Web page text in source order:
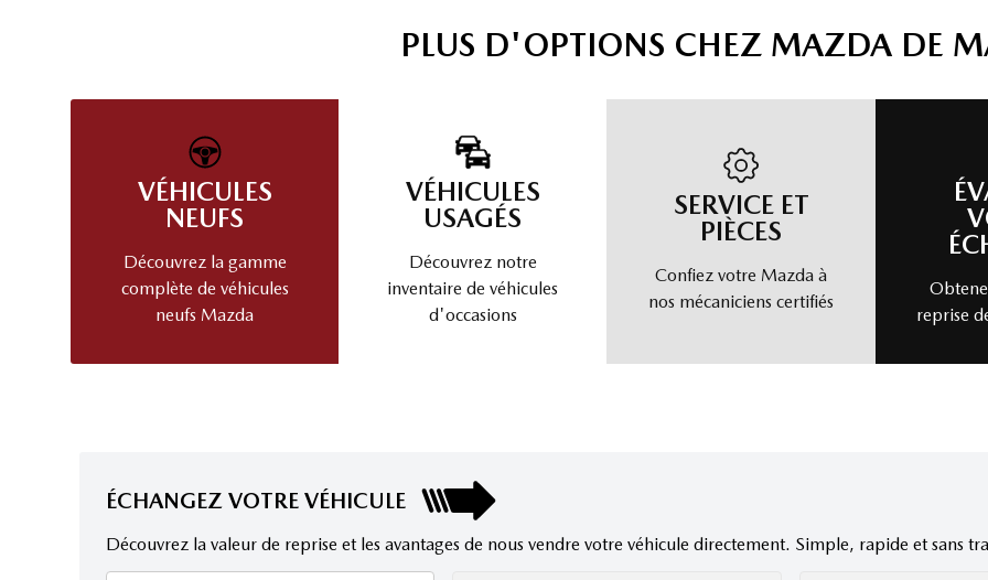
PLUS D'OPTIONS CHEZ MAZDA DE
VÉHICULES
NEUFS
Découvrez la gamme
complète de véhicules
neufs Mazda
VÉHICULES
USAGÉS
Découvrez notre
inventaire de véhicules
d'occasions
SERVICE ET
PIÈCES
Confiez votre Mazda à
nos mécaniciens certifiés
reprise
ÉCHANGEZ VOTRE VÉHICULE
Découvrez la valeur de reprise et les avantages de nous vendre votre véhicule directement. Simple, rapide et sans